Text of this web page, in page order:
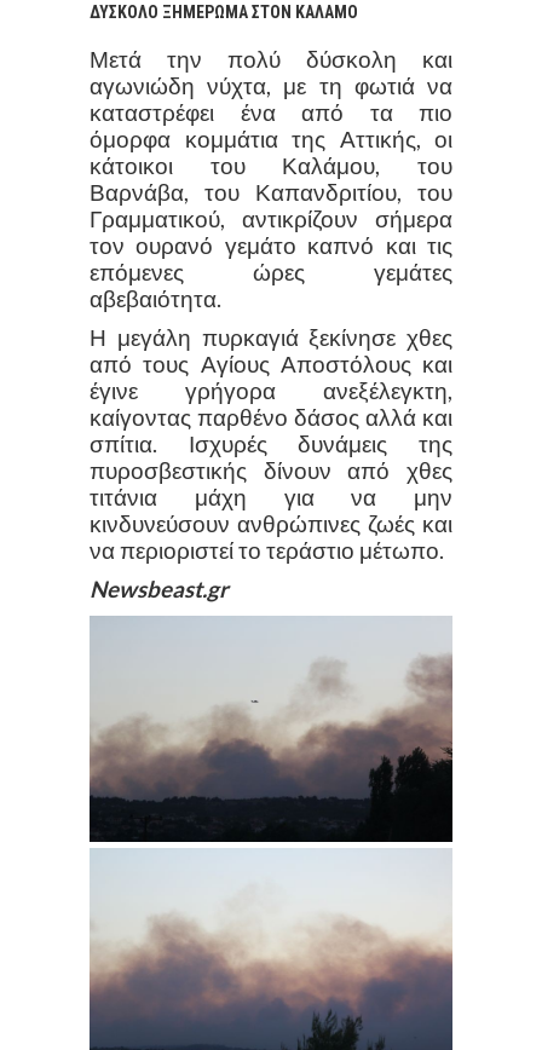
ΔΥΣΚΟΛΟ ΞΗΜΕΡΩΜΑ ΣΤΟΝ ΚΑΛΑΜΟ
Μετά την πολύ δύσκολη και
αγωνιώδη νύχτα, με τη φωτιά να
καταστρέφει ένα από τα πιο
όμορφα κομμάτια της Αττικής, οι
κάτοικοι του Καλάμου, του
Βαρνάβα, του Καπανδριτίου, του
Γραμματικού, αντικρίζουν σήμερα
τον ουρανό γεμάτο καπνό και τις
επόμενες ώρες γεμάτες
αβεβαιότητα.
Η μεγάλη πυρκαγιά ξεκίνησε χθες
από τους Αγίους Αποστόλους και
έγινε γρήγορα ανεξέλεγκτη,
καίγοντας παρθένο δάσος αλλά και
σπίτια. Ισχυρές δυνάμεις της
πυροσβεστικής δίνουν από χθες
τιτάνια μάχη για να μην
κινδυνεύσουν ανθρώπινες ζωές και
να περιοριστεί το τεράστιο μέτωπο.
Newsbeast.gr